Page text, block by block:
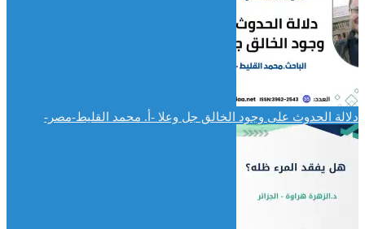
دلالة الحدوث على وجود الخالق جل وعلا -أ. محمد القليط-مصر-